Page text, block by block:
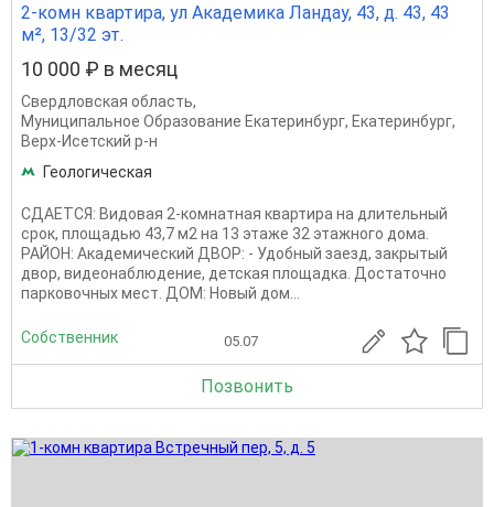
2-комн квартира, ул Академика Ландау, 43, д. 43, 43
м², 13/32 эт.
10 000 ₽ в месяц
Свердловская область,
Муниципальное Образование Екатеринбург, Екатеринбург,
Верх-Исетский р-н
Геологическая
СДАЕТСЯ: Видовая 2-комнатная квартира на длительный
срок, площадью 43,7 м2 на 13 этаже 32 этажного дома.
РАЙОН: Академический ДВОР: - Удобный заезд, закрытый
двор, видеонаблюдение, детская площадка. Достаточно
парковочных мест. ДОМ: Новый дом...
Собственник 05.07
Позвонить